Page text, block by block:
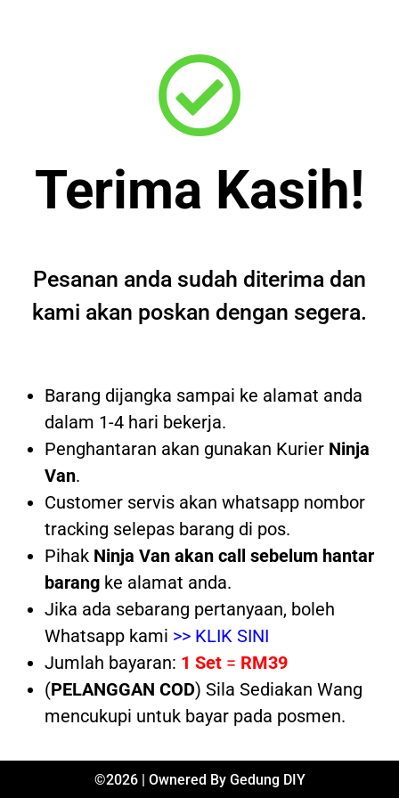
Terima Kasih!
Pesanan anda sudah diterima dan
kami akan poskan dengan segera.
Barang dijangka sampai ke alamat anda
dalam 1-4 hari bekerja.
Penghantaran akan gunakan Kurier Ninja
Van.
Customer servis akan whatsapp nombor
tracking selepas barang di pos.
Pihak Ninja Van akan call sebelum hantar
barang ke alamat anda.
Jika ada sebarang pertanyaan, boleh
Whatsapp kami >> KLIK SINI
Jumlah bayaran: 1 Set = RM39
(PELANGGAN COD) Sila Sediakan Wang
mencukupi untuk bayar pada posmen.
©2026 | Ownered By Gedung DIY